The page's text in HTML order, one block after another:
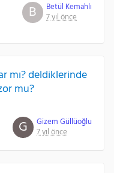
B
Betül Kemahlı
7 yıl önce
mı? deldiklerinde
mu?
G
Gizem Güllüoğlu
7 yıl önce